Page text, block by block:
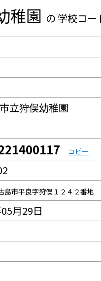
稚園 の 学校コー
立狩俣幼稚園
コピー
島市平良字狩俣１２４２番地
月29日